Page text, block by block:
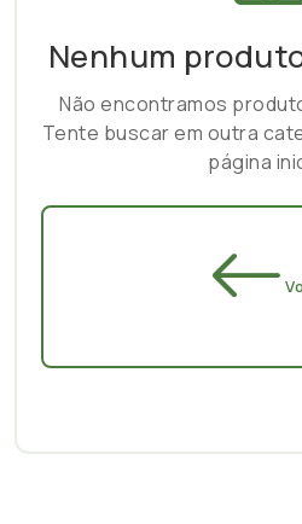
Nenhum
Não encontramos
Tente buscar em outra
página